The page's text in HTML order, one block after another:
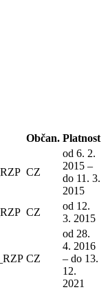
Občan. Platnost
CZ
od 6. 2.
2015 –
do 11. 3.
2015
CZ
od 12.
3. 2015
CZ
od 28.
4. 2016
– do 13.
12.
2021